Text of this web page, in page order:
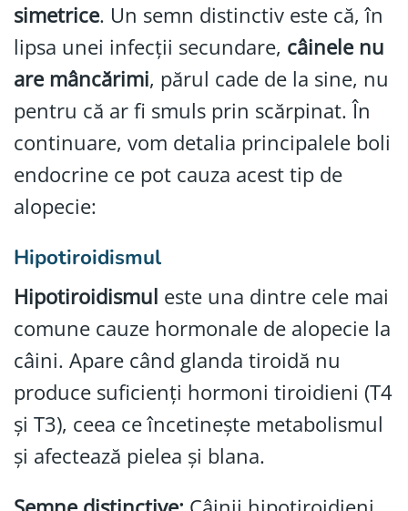
simetrice. Un semn distinctiv este că, în
lipsa unei infecții secundare, câinele nu
are mâncărimi, părul cade de la sine, nu
pentru că ar fi smuls prin scărpinat. În
continuare, vom detalia principalele boli
endocrine ce pot cauza acest tip de
alopecie:
Hipotiroidismul
Hipotiroidismul este una dintre cele mai
comune cauze hormonale de alopecie la
câini. Apare când glanda tiroidă nu
produce suficienți hormoni tiroidieni (T4
și T3), ceea ce încetinește metabolismul
și afectează pielea și blana.